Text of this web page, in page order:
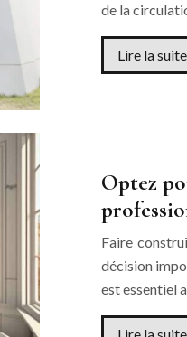
de la
Lire la suite
Optez
Faire
décision
est essentiel